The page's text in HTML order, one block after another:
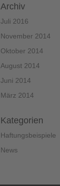
Archiv
Juli 2016
November 2014
Oktober 2014
August 2014
Juni 2014
März 2014
Kategorien
Haftungsbeispiele
News